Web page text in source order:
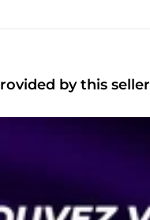
by this seller